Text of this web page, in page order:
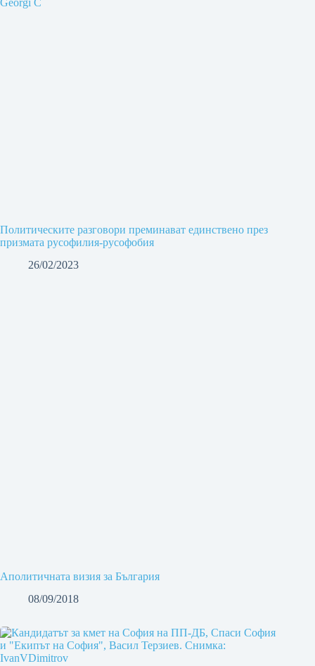
Политическите разговори преминават единствено през
призмата русофилия-русофобия
26/02/2023
Аполитичната визия за България
08/09/2018